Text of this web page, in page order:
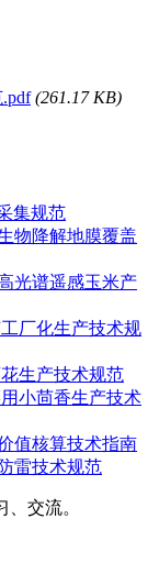
(261.17 KB)
集规范
物降解地膜覆盖
光谱遥感玉米产
厂化生产技术规
生产技术规范
小茴香生产技术
值核算技术指南
雷技术规范
交流。